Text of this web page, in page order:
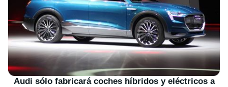
Audi sólo fabricará coches híbridos y eléctricos a